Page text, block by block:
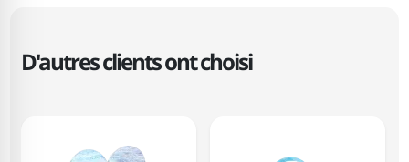
D'autres clients ont choisi